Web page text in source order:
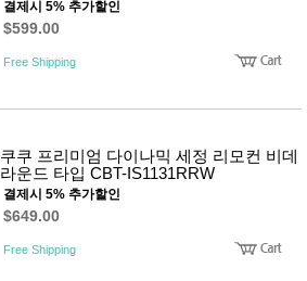
결제시 5% 추가할인
$599.00
Free Shipping
쿠쿠 프리미엄 다이나믹 세정 리모컨 비데
라운드 타입 CBT-IS1131RRW
결제시 5% 추가할인
$649.00
Free Shipping